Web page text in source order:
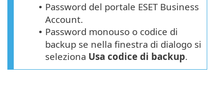
• Password del portale ESET Business
Account.
• Password monouso o codice di
backup se nella finestra di dialogo si
seleziona Usa codice di backup.